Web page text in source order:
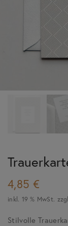
4,85 €
inkl. 19 % MwSt.
Stilvolle